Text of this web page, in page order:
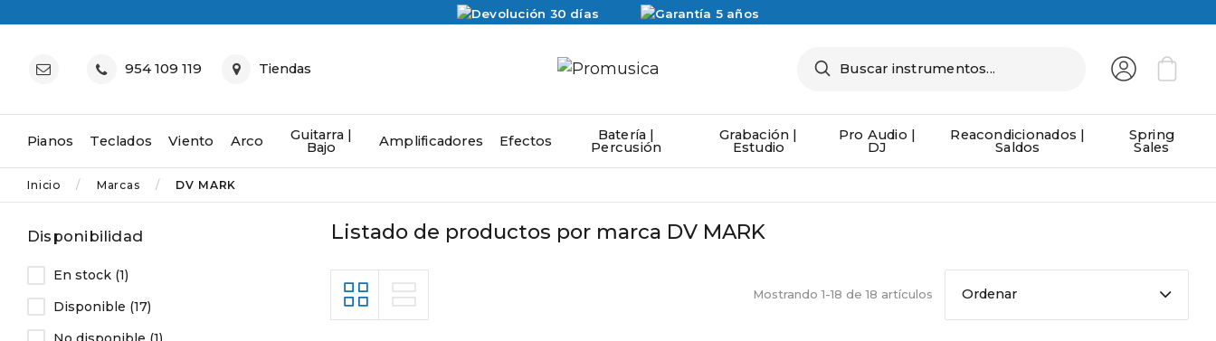
954 109 119 Tiendas
Pianos Teclados Viento Arco Guitarra |
Bajo Amplificadores Efectos Batería |
Percusión
Grabación |
Estudio
Pro Audio |
DJ
Reacondicionados |
Saldos
Spring
Sales
Inicio Marcas DV MARK
Listado de productos por marca DV MARK
Mostrando 1-18 de 18 artículos Ordenar
Disponibilidad
En stock (1)
Disponible (17)